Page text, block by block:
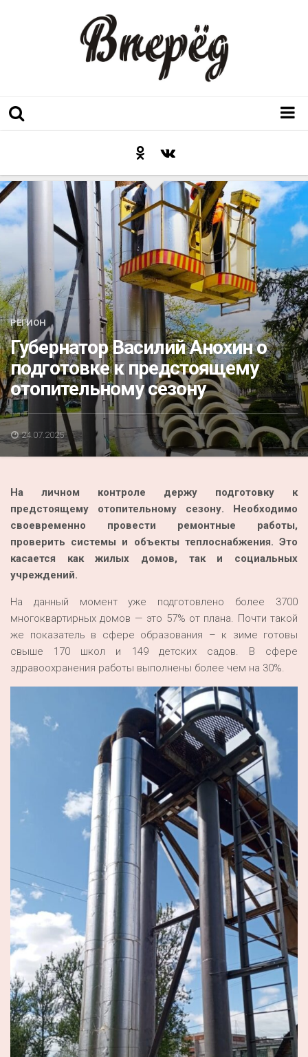
Послесловие к празднику
Факт
Неожиданный ракурс
Контакты
Люди родного края
Акция
К 70-летию районного Дома культуры
Конкурс
Люди родного края
Национальные проекты
Память
Перепись — 2020
РЕГИОН
Губернатор Василий Анохин о
подготовке к предстоящему
отопительному сезону
24.07.2025
На личном контроле держу подготовку к
предстоящему отопительному сезону. Необходимо
своевременно провести ремонтные работы,
проверить системы и объекты теплоснабжения. Это
касается как жилых домов, так и социальных
учреждений.
На данный момент уже подготовлено более 3700
многоквартирных домов — это 57% от плана. Почти такой
же показатель в сфере образования – к зиме готовы
свыше 170 школ и 149 детских садов. В сфере
здравоохранения работы выполнены более чем на 30%.